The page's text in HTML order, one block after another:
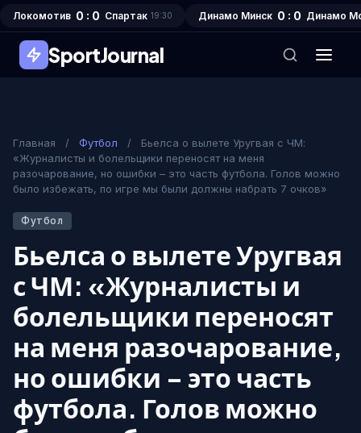
Локомотив 0 : 0 Спартак 19:30 Динамо Минск 0 : 0 Динамо
SportJournal
Главная / Футбол /
Бьелса о вылете Уругвая с ЧМ:
«Журналисты и болельщики переносят на меня
разочарование, но ошибки – это часть футбола. Голов можно
было избежать, по игре мы были должны набрать 7 очков»
Футбол
Бьелса о вылете Уругвая
с ЧМ: «Журналисты и
болельщики переносят
на меня разочарование,
но ошибки – это часть
футбола. Голов можно